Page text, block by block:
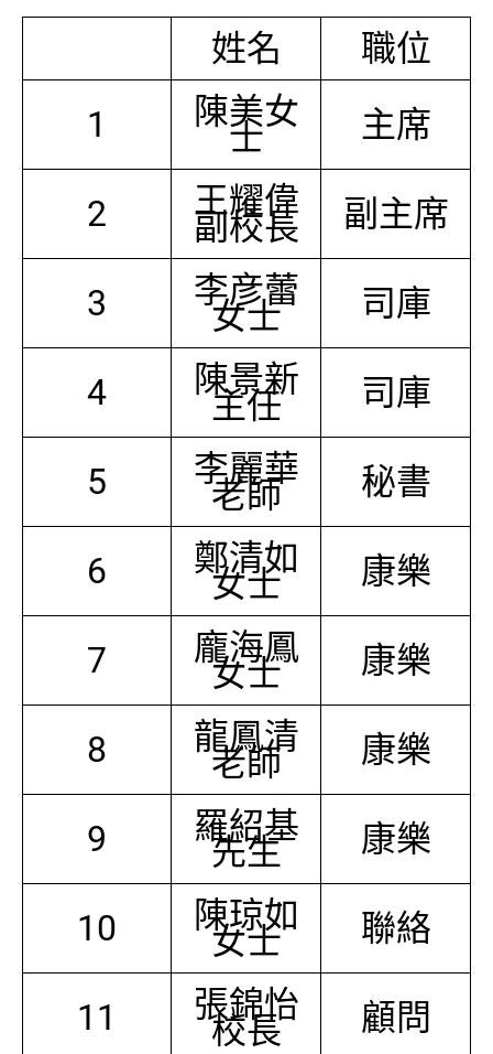
姓名
職位
1
陳美女
士 主席
2 王耀偉
副校長 副主席
3 李彦蕾
女士 司庫
4 陳景新
主任 司庫
5 李麗華
老師 秘書
6 鄭清如
女士 康樂
7 龐海鳳
女士 康樂
8 龍鳳清
老師 康樂
9 羅紹基
先生 康樂
10 陳琼如
女士 聯絡
11 張錦怡
校長 顧問